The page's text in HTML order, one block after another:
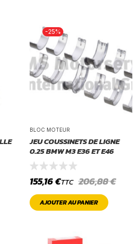
-25%
BLOC MOTEUR
JEU COUSSINETS DE LIGNE
0.25 BMW M3 E36 ET E46
206,88€
155,16€TTC
AJOUTER AU PANIER